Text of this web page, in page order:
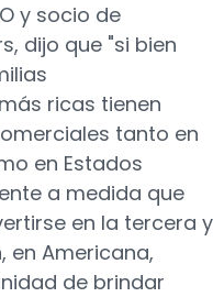
y socio de
dijo que "si bien
ricas tienen
tanto en
en Estados
a medida que
en la tercera y
en Americana,
de brindar